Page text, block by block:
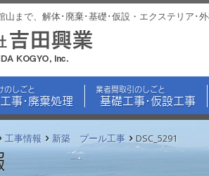
山まで、解体･廃棄･基礎･仮設・エクステリア･
のしごと
事･廃棄処理
業者間取引のしごと
基礎工事･仮設工事
工事情報 新築 プール工事 DSC_5291